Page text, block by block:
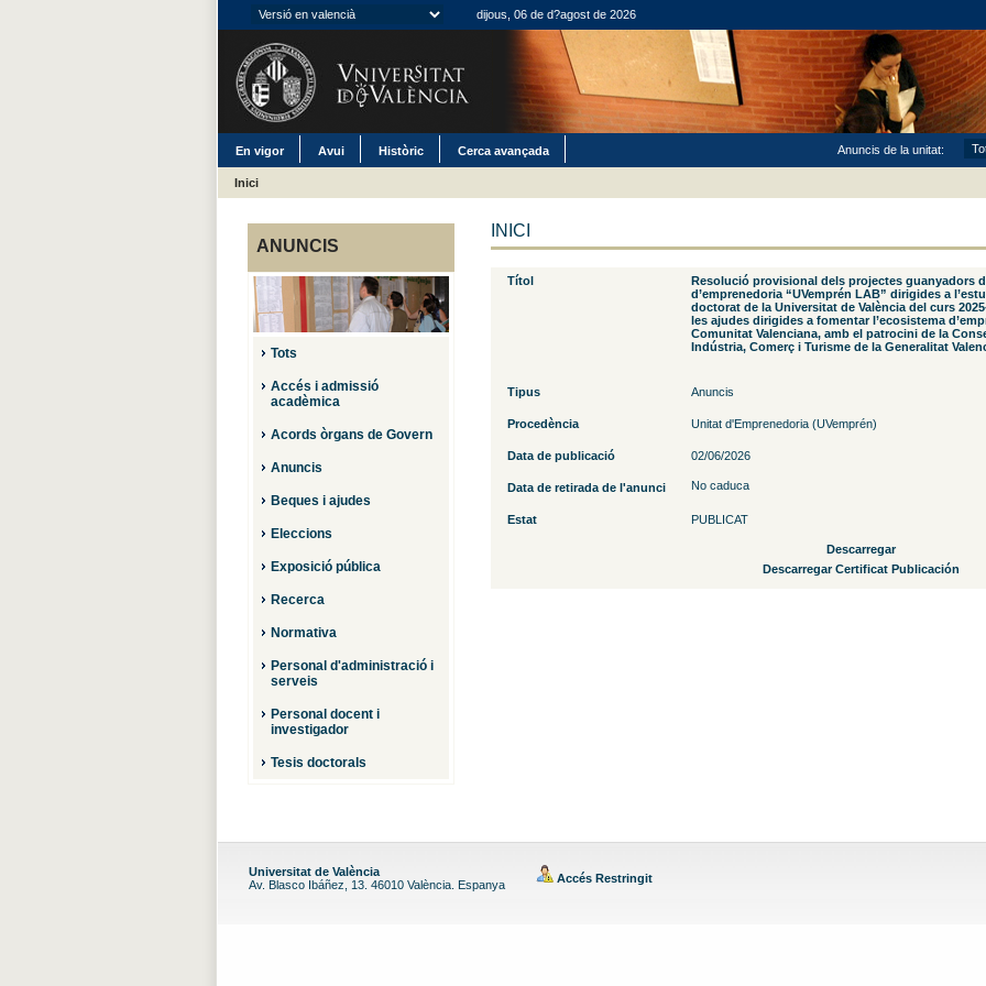
dijous, 06 de d?agost de 2026
En vigor Avui Històric Cerca avançada Anuncis de la unitat:
Inici
ANUNCIS
Tots
Accés i admissió
acadèmica
Acords òrgans de Govern
Anuncis
Beques i ajudes
Eleccions
Exposició pública
Recerca
Normativa
Personal d'administració i
serveis
Personal docent i
investigador
Tesis doctorals
INICI
Títol
Resolució provisional dels projectes guanyadors
d’emprenedoria “UVemprén LAB” dirigides a
doctorat de la Universitat de València del curs
les ajudes dirigides a fomentar l’ecosistema
Comunitat Valenciana, amb el patrocini de la
Indústria, Comerç i Turisme de la Generalitat
Tipus Anuncis
Procedència Unitat d'Emprenedoria (UVemprén)
Data de publicació 02/06/2026
Data de retirada de l'anunci No caduca
Estat PUBLICAT
Descarregar
Descarregar Certificat Publicación
Universitat de València
Av. Blasco Ibáñez, 13. 46010 València. Espanya
Accés Restringit